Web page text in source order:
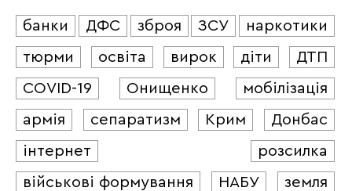
банки ДФС зброя ЗСУ
наркотики
тюрми
освіта вирок діти
ДТП
COVID-19
Онищенко
мобілізація
армія
сепаратизм Крим
Донбас
інтернет
розсилка
військові формування
НАБУ
земля